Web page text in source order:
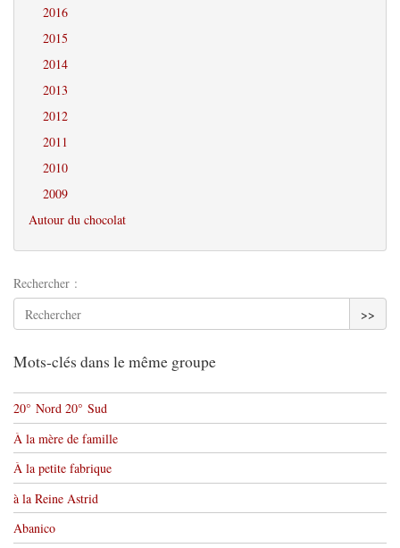
2016
2015
2014
2013
2012
2011
2010
2009
Autour du chocolat
Rechercher :
>>
Mots-clés dans le même groupe
20° Nord 20° Sud
À la mère de famille
À la petite fabrique
à la Reine Astrid
Abanico